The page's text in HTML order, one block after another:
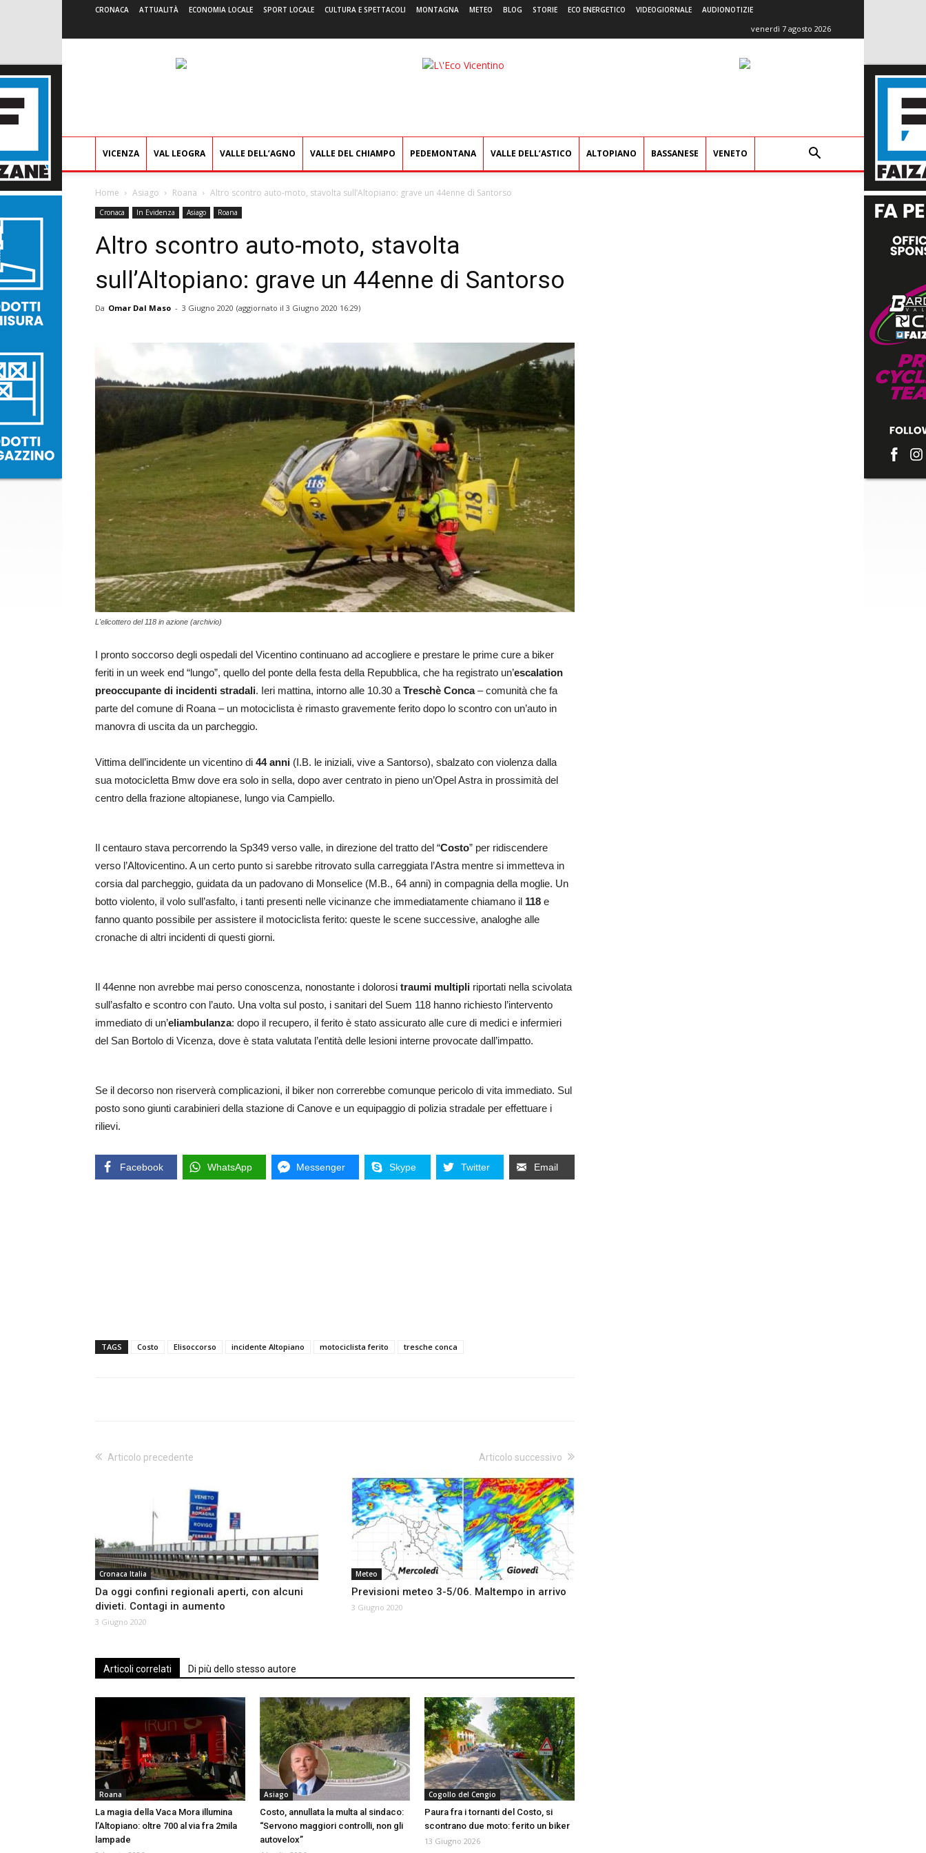
CRONACA ATTUALITÀ ECONOMIA LOCALE SPORT LOCALE CULTURA E SPETTACOLI MONTAGNA METEO BLOG STORIE ECO ENERGETICO VIDEOGIORNALE AUDIONOTIZIE
venerdì 7 agosto 2026
L'Eco
VICENZA VAL LEOGRA VALLE DELL’AGNO VALLE DEL CHIAMPO PEDEMONTANA VALLE DELL’ASTICO ALTOPIANO BASSANESE VENETO
Home Asiago Roana Altro scontro auto-moto, stavolta sull’Altopiano: grave un 44enne di Santorso
Cronaca In Evidenza Asiago Roana
Altro scontro auto-moto, stavolta
sull’Altopiano: grave un 44enne di Santorso
Da Omar Dal Maso - 3 Giugno 2020 (aggiornato il 3 Giugno 2020 16:29)
L'elicottero del 118 in azione (archivio)
I pronto soccorso degli ospedali del Vicentino continuano ad accogliere e prestare le prime cure a biker
feriti in un week end “lungo”, quello del ponte della festa della Repubblica, che ha registrato un’escalation
preoccupante di incidenti stradali. Ieri mattina, intorno alle 10.30 a Treschè Conca– comunità che fa
parte del comune di Roana – un motociclista è rimasto gravemente ferito dopo lo scontro con un’auto in
manovra di uscita da un parcheggio.
Vittima dell’incidente un vicentino di 44 anni (I.B. le iniziali, vive a Santorso), sbalzato con violenza dalla
sua motocicletta Bmw dove era solo in sella, dopo aver centrato in pieno un’Opel Astra in prossimità del
centro della frazione altopianese, lungo via Campiello.
Il centauro stava percorrendo la Sp349 verso valle, in direzione del tratto del “Costo” per ridiscendere
verso l’Altovicentino. A un certo punto si sarebbe ritrovato sulla carreggiata l’Astra mentre si immetteva in
corsia dal parcheggio, guidata da un padovano di Monselice (M.B., 64 anni) in compagnia della moglie. Un
botto violento, il volo sull’asfalto, i tanti presenti nelle vicinanze che immediatamente chiamano il 118 e
fanno quanto possibile per assistere il motociclista ferito: queste le scene successive, analoghe alle
cronache di altri incidenti di questi giorni.
Il 44enne non avrebbe mai perso conoscenza, nonostante i dolorosi traumi multipli riportati nella scivolata
sull’asfalto e scontro con l’auto. Una volta sul posto, i sanitari del Suem 118 hanno richiesto l’intervento
immediato di un’eliambulanza: dopo il recupero, il ferito è stato assicurato alle cure di medici e infermieri
del San Bortolo di Vicenza, dove è stata valutata l’entità delle lesioni interne provocate dall’impatto.
Se il decorso non riserverà complicazioni, il biker non correrebbe comunque pericolo di vita immediato. Sul
posto sono giunti carabinieri della stazione di Canove e un equipaggio di polizia stradale per effettuare i
rilievi.
Facebook WhatsApp Messenger Skype Twitter Email
TAGS Costo Elisoccorso incidente Altopiano motociclista ferito tresche conca
Articolo precedente
Cronaca Italia
Da oggi confini regionali aperti, con alcuni
divieti. Contagi in aumento
3 Giugno 2020
Articolo successivo
Meteo
Previsioni meteo 3-5/06. Maltempo in arrivo
3 Giugno 2020
Articoli correlati Di più dello stesso autore
Roana
La magia della Vaca Mora illumina
l’Altopiano: oltre 700 al via fra 2mila
lampade
Asiago
Costo, annullata la multa al sindaco:
“Servono maggiori controlli, non gli
autovelox”
Cogollo del Cengio
Paura fra i tornanti del Costo, si
scontrano due moto: ferito un biker
13 Giugno 2026